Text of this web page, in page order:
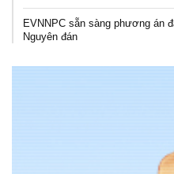
EVNNPC sẵn sàng phương án
Nguyên đán